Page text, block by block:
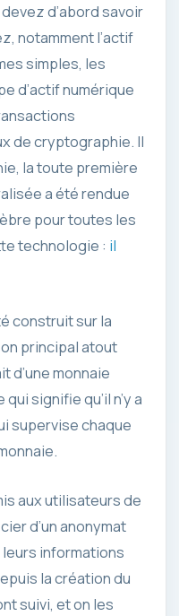
d’abord savoir
notamment l’actif
simples, les
d’actif numérique
de cryptographie. Il
la toute première
a été rendue
pour toutes les
technologie : il
construit sur la
principal atout
d’une monnaie
signifie qu’il n’y a
supervise chaque
aux utilisateurs de
d’un anonymat
informations
la création du
suivi, et on les